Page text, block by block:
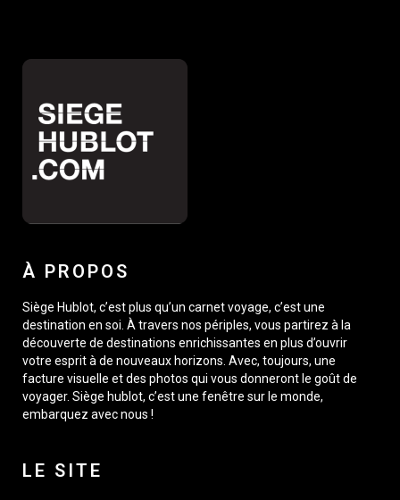
À PROPOS
Siège Hublot, c’est plus qu’un carnet voyage, c’est une
destination en soi. À travers nos périples, vous partirez à la
découverte de destinations enrichissantes en plus d’ouvrir
votre esprit à de nouveaux horizons. Avec, toujours, une
facture visuelle et des photos qui vous donneront le goût de
voyager. Siège hublot, c’est une fenêtre sur le monde,
embarquez avec nous !
LE SITE